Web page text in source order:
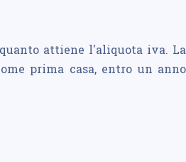
attiene l'aliquota iva. La
prima casa, entro un anno